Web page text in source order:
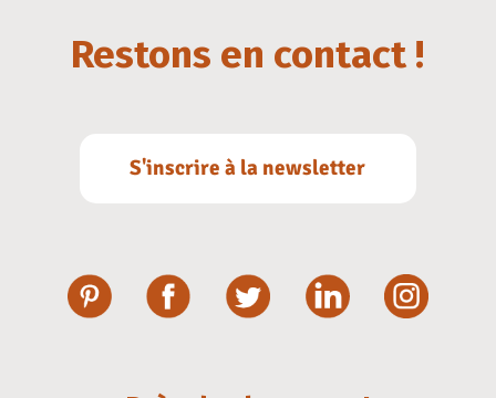
Restons en contact !
S'inscrire à la newsletter